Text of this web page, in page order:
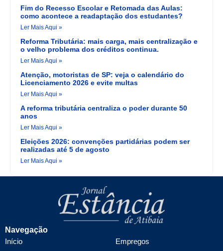
Fim do Recesso Escolar e Retomada das Aulas:
como acontece a readaptação dos estudantes?
Ler Mais Aqui »
Reforma Tributária: mais carga, mais centralização e
o velho problema dos créditos continua.
Ler Mais Aqui »
Atenção, motoristas de SP: veja o calendário do
Licenciamento 2026 e evite multas
Ler Mais Aqui »
A reforma tributária centraliza o poder durante 50
anos
Ler Mais Aqui »
Eleições 2026: convenções partidárias podem ser
realizadas até 5 de agosto
Ler Mais Aqui »
Navegação
Início
Empregos